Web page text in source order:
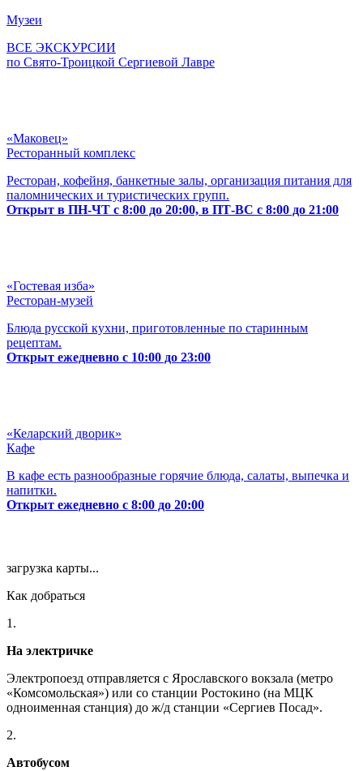
Музеи
ВСЕ ЭКСКУРСИИ
по Свято-Троицкой Сергиевой Лавре
«Маковец»
Ресторанный комплекс
Ресторан, кофейня, банкетные залы, организация питания для
паломнических и туристических групп.
Открыт в ПН-ЧТ с 8:00 до 20:00, в ПТ-ВС с 8:00 до 21:00
«Гостевая изба»
Ресторан-музей
Блюда русской кухни, приготовленные по старинным
рецептам.
Открыт ежедневно с 10:00 до 23:00
«Келарский дворик»
Кафе
В кафе есть разнообразные горячие блюда, салаты, выпечка и
напитки.
Открыт ежедневно с 8:00 до 20:00
загрузка карты...
Как добраться
1.
На электричке
Электропоезд отправляется с Ярославского вокзала (метро
«Комсомольская») или со станции Ростокино (на МЦК
одноименная станция) до ж/д станции «Сергиев Посад».
2.
Автобусом